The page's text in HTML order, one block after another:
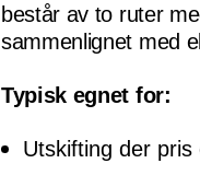
består av to ruter
sammenlignet med
Typisk egnet for:
Utskifting der